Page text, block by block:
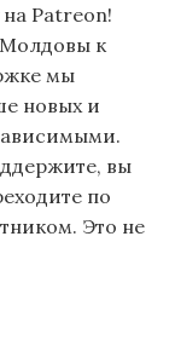
Patreon!
Молдовы к
мы
новых и
вы
по
Это не